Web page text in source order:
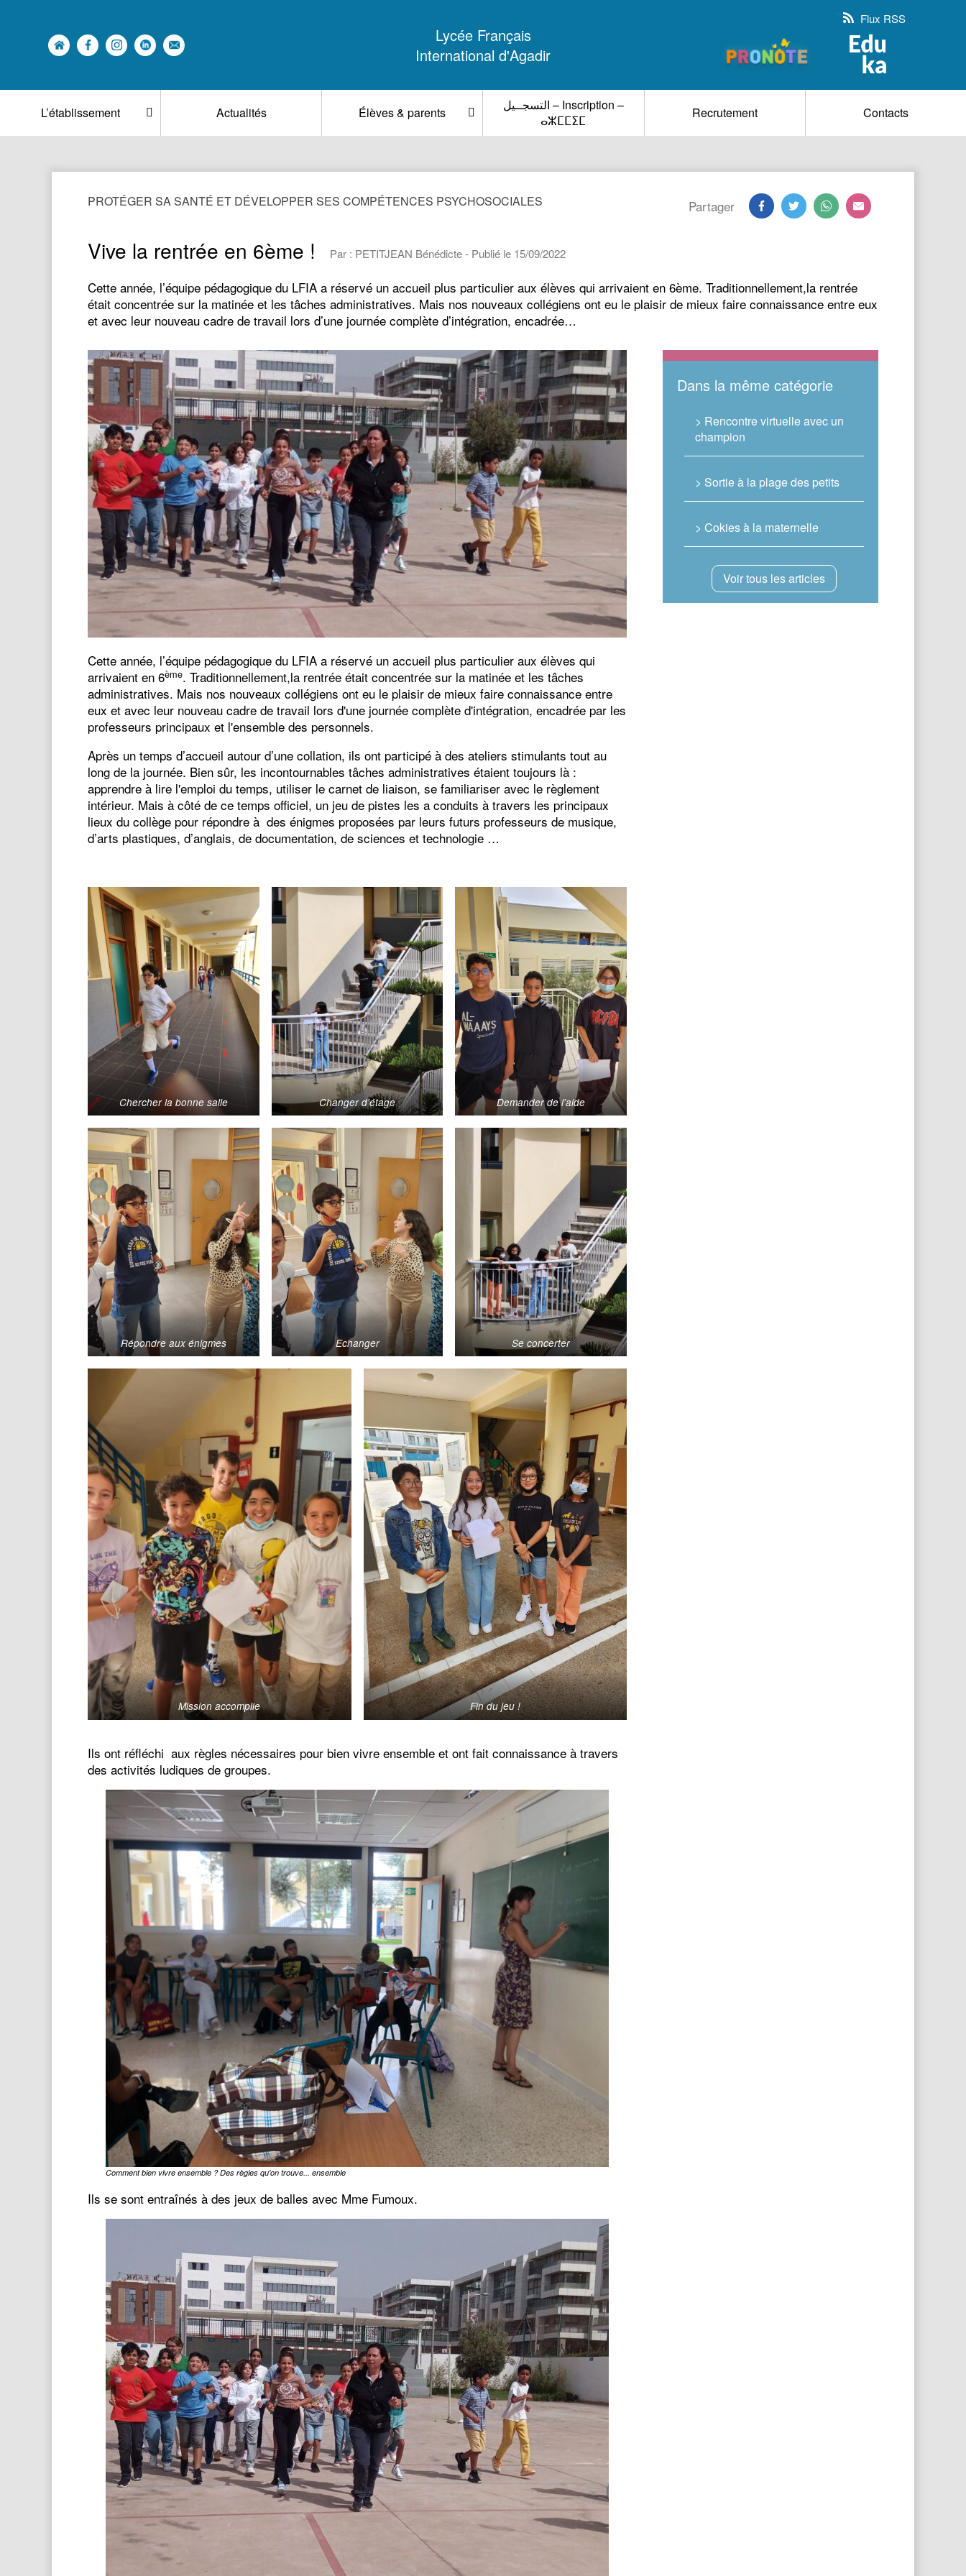
Lycée Français
International d'Agadir
Flux RSS
L’établissement Actualités Élèves & parents
التسجــيل – Inscription –
ⴰⵣⵎⵎⵉⵎ
Recrutement Contacts
PROTÉGER SA SANTÉ ET DÉVELOPPER SES COMPÉTENCES PSYCHOSOCIALES Partager
Vive la rentrée en 6ème ! Par : PETITJEAN Bénédicte - Publié le 15/09/2022
Cette année, l’équipe pédagogique du LFIA a réservé un accueil plus particulier aux élèves qui arrivaient en 6ème. Traditionnellement,la rentrée
était concentrée sur la matinée et les tâches administratives. Mais nos nouveaux collégiens ont eu le plaisir de mieux faire connaissance entre eux
et avec leur nouveau cadre de travail lors d’une journée complète d’intégration, encadrée…
Cette année, l’équipe pédagogique du LFIA a réservé un accueil plus particulier aux élèves qui
arrivaient en 6ème. Traditionnellement,la rentrée était concentrée sur la matinée et les tâches
administratives. Mais nos nouveaux collégiens ont eu le plaisir de mieux faire connaissance entre
eux et avec leur nouveau cadre de travail lors d'une journée complète d'intégration, encadrée par les
professeurs principaux et l'ensemble des personnels.
Après un temps d’accueil autour d’une collation, ils ont participé à des ateliers stimulants tout au
long de la journée. Bien sûr, les incontournables tâches administratives étaient toujours là :
apprendre à lire l'emploi du temps, utiliser le carnet de liaison, se familiariser avec le règlement
intérieur. Mais à côté de ce temps officiel, un jeu de pistes les a conduits à travers les principaux
lieux du collège pour répondre à des énigmes proposées par leurs futurs professeurs de musique,
d’arts plastiques, d’anglais, de documentation, de sciences et technologie …
Chercher la bonne salle Changer d'étage Demander de l'aide
Répondre aux énigmes Echanger Se concerter
Mission accomplie Fin du jeu !
Ils ont réfléchi aux règles nécessaires pour bien vivre ensemble et ont fait connaissance à travers
des activités ludiques de groupes.
Comment bien vivre ensemble ? Des règles qu'on trouve... ensemble
Ils se sont entraînés à des jeux de balles avec Mme Fumoux.
Dans la même catégorie
> Rencontre virtuelle avec un
champion
> Sortie à la plage des petits
> Cokies à la maternelle
Voir tous les articles